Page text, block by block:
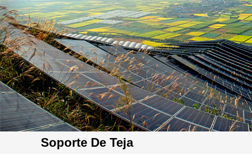
Soporte De Teja